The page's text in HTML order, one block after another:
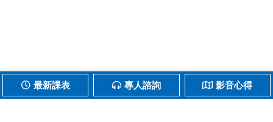
最新課表 專人諮詢 影音心得